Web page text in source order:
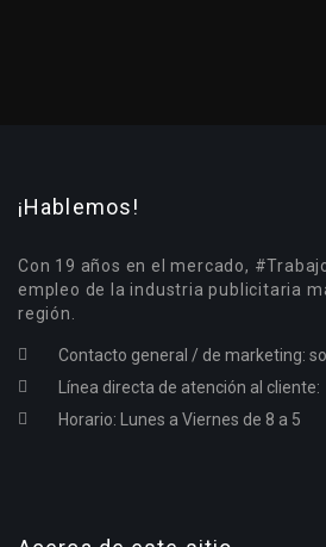
¡Hablemos!
Con 19 años en el mercado,
empleo de la industria publicitaria
región.
Contacto general / de marketing:
Línea directa de atención al cliente:
Horario: Lunes a Viernes de 8 a 5